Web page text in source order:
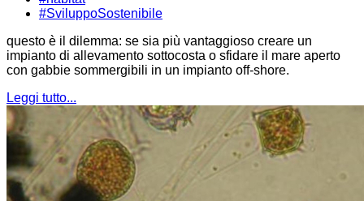
#SviluppoSostenibile
questo è il dilemma: se sia più vantaggioso creare un
impianto di allevamento sottocosta o sfidare il mare aperto
con gabbie sommergibili in un impianto off-shore.
Leggi tutto...